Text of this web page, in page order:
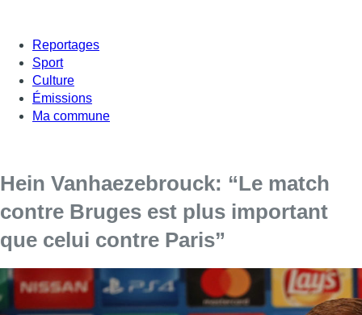
Reportages
Sport
Culture
Émissions
Ma commune
Hein Vanhaezebrouck: “Le match
contre Bruges est plus important
que celui contre Paris”